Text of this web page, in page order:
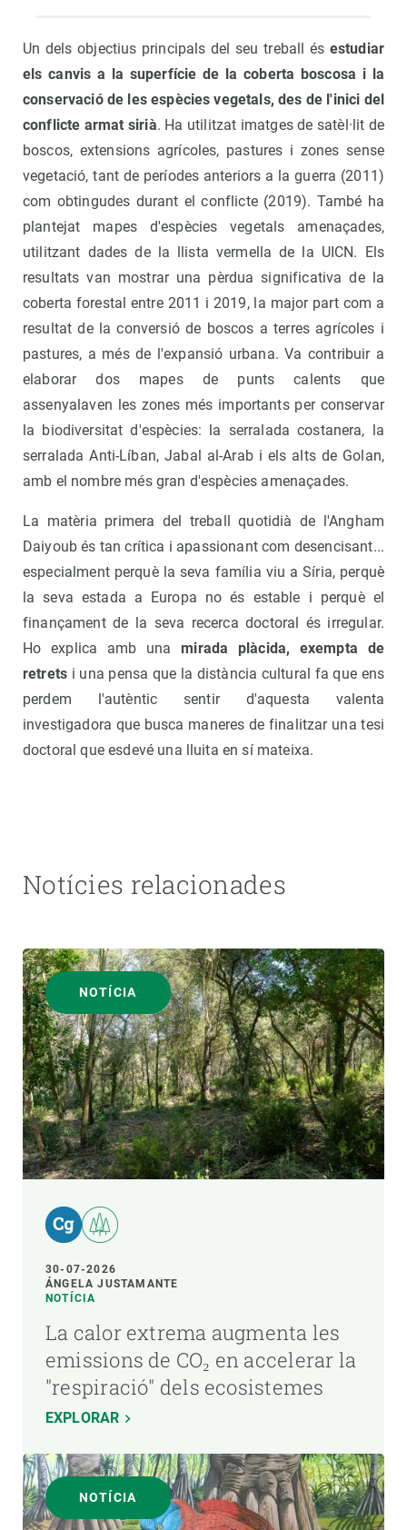
Un dels objectius principals del seu treball és estudiar
els canvis a la superfície de la coberta boscosa i la
conservació de les espècies vegetals, des de l'inici del
conflicte armat sirià. Ha utilitzat imatges de satèl·lit de
boscos, extensions agrícoles, pastures i zones sense
vegetació, tant de períodes anteriors a la guerra (2011)
com obtingudes durant el conflicte (2019). També ha
plantejat mapes d'espècies vegetals amenaçades,
utilitzant dades de la llista vermella de la UICN. Els
resultats van mostrar una pèrdua significativa de la
coberta forestal entre 2011 i 2019, la major part com a
resultat de la conversió de boscos a terres agrícoles i
pastures, a més de l'expansió urbana. Va contribuir a
elaborar dos mapes de punts calents que
assenyalaven les zones més importants per conservar
la biodiversitat d'espècies: la serralada costanera, la
serralada Anti-Líban, Jabal al-Arab i els alts de Golan,
amb el nombre més gran d'espècies amenaçades.
La matèria primera del treball quotidià de l'Angham
Daiyoub és tan crítica i apassionant com desencisant...
especialment perquè la seva família viu a Síria, perquè
la seva estada a Europa no és estable i perquè el
finançament de la seva recerca doctoral és irregular.
Ho explica amb unamirada plàcida, exempta de
retrets i una pensa que la distància cultural fa que ens
perdem l'autèntic sentir d'aquesta valenta
investigadora que busca maneres de finalitzar una tesi
doctoral que esdevé una lluita en sí mateixa.
Notícies relacionades
NOTÍCIA
30-07-2026
ÁNGELA JUSTAMANTE
NOTÍCIA
La calor extrema augmenta les
emissions de CO₂ en accelerar la
"respiració" dels ecosistemes
EXPLORAR
NOTÍCIA